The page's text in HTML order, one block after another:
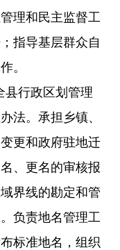
理和民主监督工
指导基层群众自
。
县行政区划管理
法。承担乡镇、
更和政府驻地迁
、更名的审核报
界线的勘定和管
负责地名管理工
标准地名，组织